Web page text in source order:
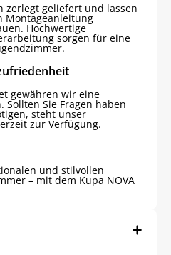
zerlegt geliefert und lassen
Montageanleitung
Hochwertige
sorgen für eine
gewähren wir eine
Sollten Sie Fragen haben
steht unser
zur Verfügung.
und stilvollen
– mit dem Kupa NOVA